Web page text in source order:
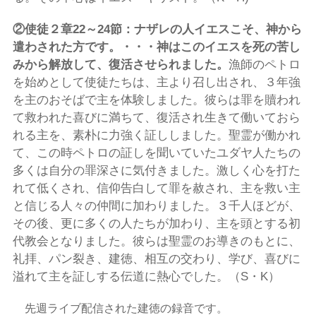
②使徒２章22～24節：ナザレの人イエスこそ、神から
遣わされた方です。・・・神はこのイエスを死の苦し
みから解放して、復活させられました。漁師のペトロ
を始めとして使徒たちは、主より召し出され、３年強
を主のおそばで主を体験しました。彼らは罪を贖われ
て救われた喜びに満ちて、復活され生きて働いておら
れる主を、素朴に力強く証ししました。聖霊が働かれ
て、この時ペトロの証しを聞いていたユダヤ人たちの
多くは自分の罪深さに気付きました。激しく心を打た
れて低くされ、信仰告白して罪を赦され、主を救い主
と信じる人々の仲間に加わりました。３千人ほどが、
その後、更に多くの人たちが加わり、主を頭とする初
代教会となりました。彼らは聖霊のお導きのもとに、
礼拝、パン裂き、建徳、相互の交わり、学び、喜びに
溢れて主を証しする伝道に熱心でした。（S・K）
先週ライブ配信された建徳の録音です。